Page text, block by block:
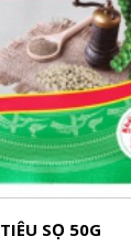
TIÊU SỌ 50G